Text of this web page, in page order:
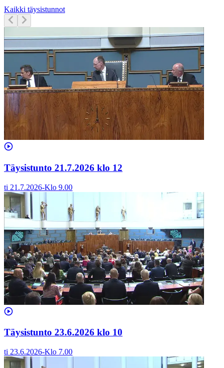
Kaikki täysistunnot
Täysistunto 21.7.2026 klo 12
ti 21.7.2026-Klo 9.00
Täysistunto 23.6.2026 klo 10
ti 23.6.2026-Klo 7.00